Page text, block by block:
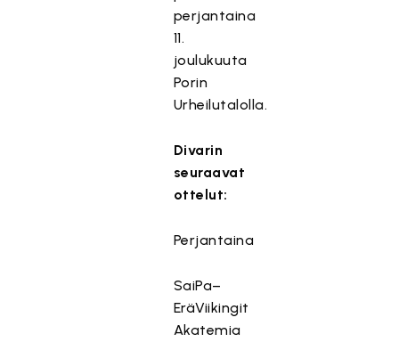
perjantaina
11.
joulukuuta
Porin
Urheilutalolla.
Divarin
seuraavat
ottelut:
Perjantaina
SaiPa–
EräViikingit
Akatemia